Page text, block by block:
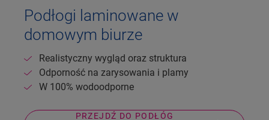
Podłogi laminowane w
domowym biurze
Realistyczny wygląd oraz struktura
Odporność na zarysowania i plamy
W 100% wodoodporne
PRZEJDŹ DO PODŁÓG